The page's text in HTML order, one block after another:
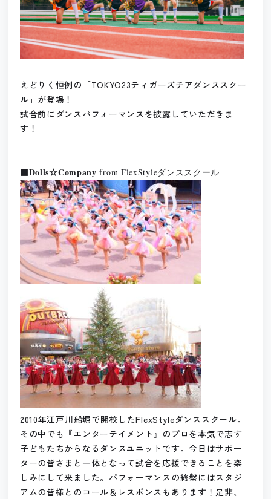
えどりく恒例の「TOKYO23ティガーズチアダンススクー
ル」が登場！
試合前にダンスパフォーマンスを披露していただきま
す！
■Dolls☆Company from FlexStyleダンススクール
2010年江戸川船堀で開校したFlexStyleダンススクール。
その中でも『エンターテイメント』のプロを本気で志す
子どもたちからなるダンスユニットです。今日はサポー
ターの皆さまと一体となって試合を応援できることを楽
しみにして来ました。パフォーマンスの終盤にはスタジ
アムの皆様とのコール＆レスポンスもあります！是非、